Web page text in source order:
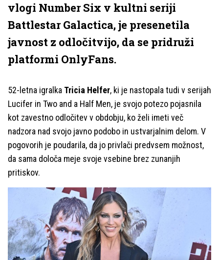
vlogi Number Six v kultni seriji
Battlestar Galactica, je presenetila
javnost z odločitvijo, da se pridruži
platformi OnlyFans.
52-letna igralka Tricia Helfer, ki je nastopala tudi v serijah
Lucifer in Two and a Half Men, je svojo potezo pojasnila
kot zavestno odločitev v obdobju, ko želi imeti več
nadzora nad svojo javno podobo in ustvarjalnim delom. V
pogovorih je poudarila, da jo privlači predvsem možnost,
da sama določa meje svoje vsebine brez zunanjih
pritiskov.